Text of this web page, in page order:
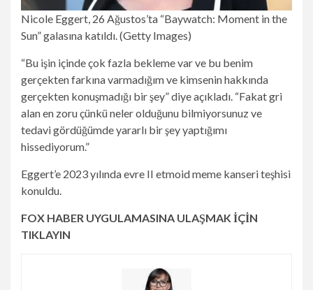
Nicole Eggert, 26 Ağustos’ta “Baywatch: Moment in the
Sun” galasına katıldı.(Getty Images)
“Bu işin içinde çok fazla bekleme var ve bu benim
gerçekten farkına varmadığım ve kimsenin hakkında
gerçekten konuşmadığı bir şey” diye açıkladı. “Fakat gri
alan en zoru çünkü neler olduğunu bilmiyorsunuz ve
tedavi gördüğümde yararlı bir şey yaptığımı
hissediyorum.”
Eggert’e 2023 yılında evre II etmoid meme kanseri teşhisi
konuldu.
FOX HABER UYGULAMASINA ULAŞMAK İÇİN
TIKLAYIN